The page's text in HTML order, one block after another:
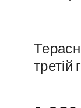
третій